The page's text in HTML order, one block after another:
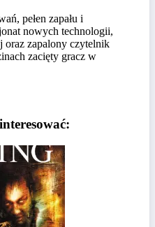
pełen zapału i
nowych technologii,
zapalony czytelnik
zacięty gracz w